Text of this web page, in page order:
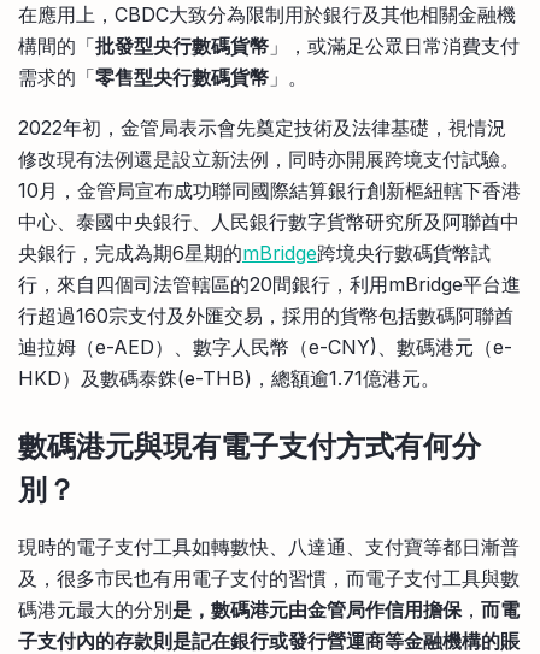
在應用上，CBDC大致分為限制用於銀行及其他相關金融機
構間的「批發型央行數碼貨幣 」，或滿足公眾日常消費支付
需求的「零售型央行數碼貨幣 」。
2022年初，金管局表示會先奠定技術及法律基礎，視情況
修改現有法例還是設立新法例，同時亦開展跨境支付試驗。
10月，金管局宣布成功聯同國際結算銀行創新樞紐轄下香港
中心、泰國中央銀行、人民銀行數字貨幣研究所及阿聯酋中
央銀行，完成為期6星期的mBridge跨境央行數碼貨幣試
行，來自四個司法管轄區的20間銀行，利用mBridge平台進
行超過160宗支付及外匯交易，採用的貨幣包括數碼阿聯酋
迪拉姆（e-AED）、數字人民幣（e-CNY)、數碼港元（e-
HKD）及數碼泰銖(e-THB)，總額逾1.71億港元。
數碼港元與現有電子支付方式有何分
別？
現時的電子支付工具如轉數快、八達通、支付寶等都日漸普
及，很多市民也有用電子支付的習慣，而電子支付工具與數
碼港元最大的分別是，數碼港元由金管局作信用擔保 ， 而電
子支付內的存款則是記在銀行或發行營運商等金融機構的賬